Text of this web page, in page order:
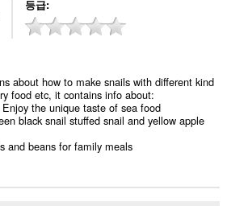
등급
about how to make snails with different kind
food etc, it contains info about:
the unique taste of sea food
black snail stuffed snail and yellow apple
and beans for family meals